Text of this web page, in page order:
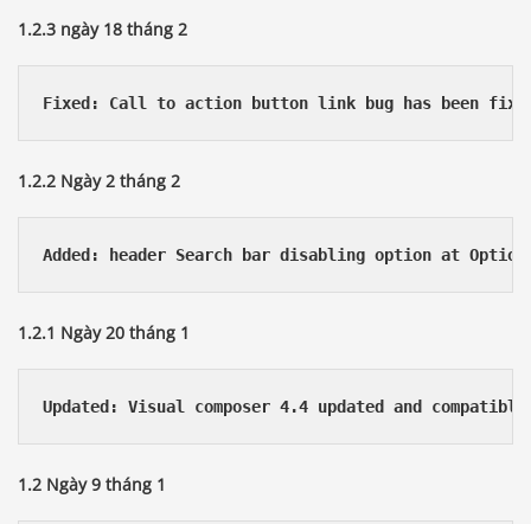
1.2.3 ngày 18 tháng 2
Fixed: Call to action button link bug has been
1.2.2 Ngày 2 tháng 2
Added: header Search bar disabling option at
1.2.1 Ngày 20 tháng 1
Updated: Visual composer 4.4 updated and
1.2 Ngày 9 tháng 1